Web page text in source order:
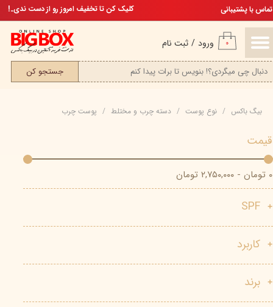
ورود / ثبت نام
حساب کاربری من
تغییر گذر واژه
سفارشات
خروج از حساب کاربری
۰
جستجو کن
تخفیف ویژه، برای مامان خوشگلمکلیک کن تا تخفیف امروز رو از دست ندی..! تماس با پشتیبانی
بیگ باکس نوع پوست دسته چرب و مختلط پوست چرب
قیمت
۰ تومان - ۲,۷۵۰,۰۰۰ تومان
SPF
کاربرد
برند